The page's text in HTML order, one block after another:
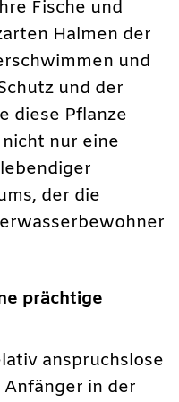
Fische und
Halmen der
und
und der
diese Pflanze
nur eine
der die
prächtige
anspruchslose
Anfänger in der